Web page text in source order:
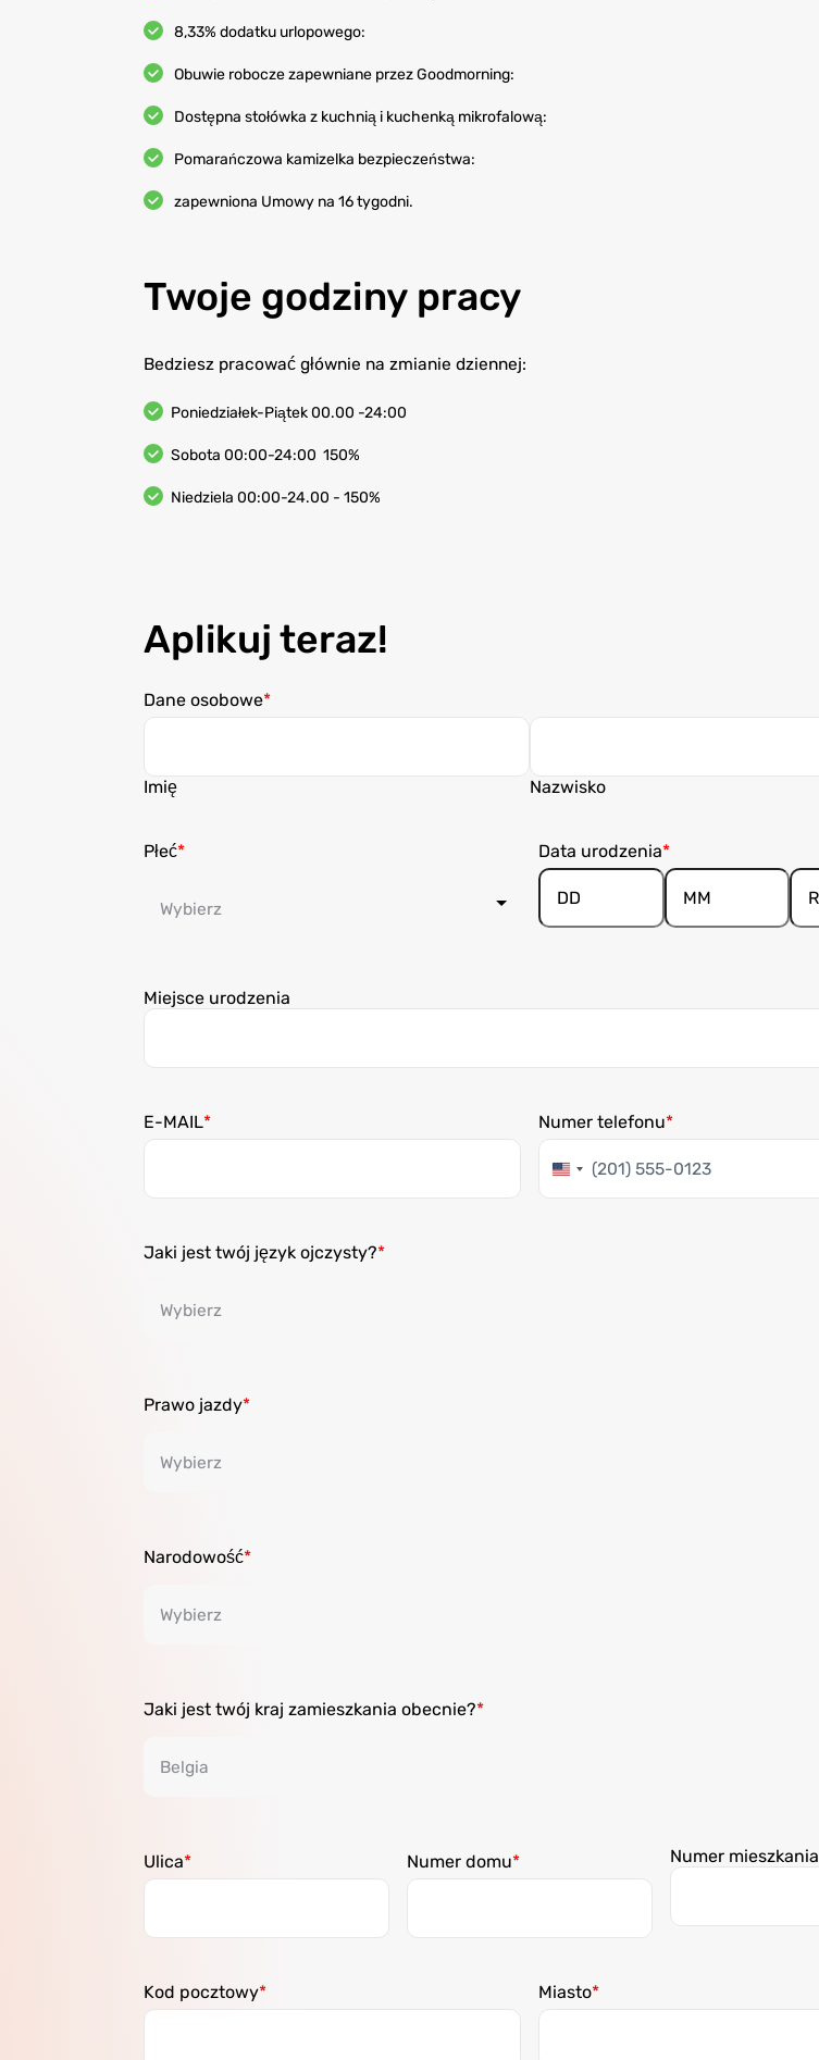
8,33% dodatku urlopowego:
Obuwie robocze zapewniane przez Goodmorning:
Dostępna stołówka z kuchnią i kuchenką mikrofalową:
Pomarańczowa kamizelka bezpieczeństwa:
zapewniona Umowy na 16 tygodni.
Twoje godziny pracy
Bedziesz pracować głównie na zmianie dziennej:
Poniedziałek-Piątek 00.00 -24:00
Sobota 00:00-24:00 150%
Niedziela 00:00-24.00 - 150%
Aplikuj teraz!
Dane osobowe
Imię Nazwisko
Płeć Data urodzenia
Miejsce urodzenia
E-MAIL Numer telefonu
Stany
Zjednoczone
Jaki jest twój język ojczysty?
Prawo jazdy
Narodowość
Jaki jest twój kraj zamieszkania obecnie?
Ulica Numer domu Numer mieszkania
Kod pocztowy Miasto